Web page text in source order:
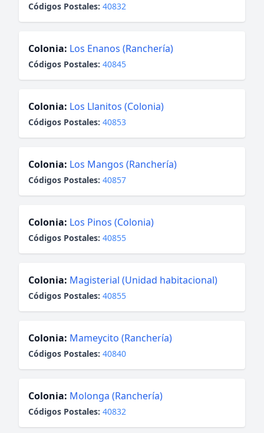
Códigos Postales: 40832
Colonia: Los Enanos (Ranchería)
Códigos Postales: 40845
Colonia: Los Llanitos (Colonia)
Códigos Postales: 40853
Colonia: Los Mangos (Ranchería)
Códigos Postales: 40857
Colonia: Los Pinos (Colonia)
Códigos Postales: 40855
Colonia: Magisterial (Unidad habitacional)
Códigos Postales: 40855
Colonia: Mameycito (Ranchería)
Códigos Postales: 40840
Colonia: Molonga (Ranchería)
Códigos Postales: 40832